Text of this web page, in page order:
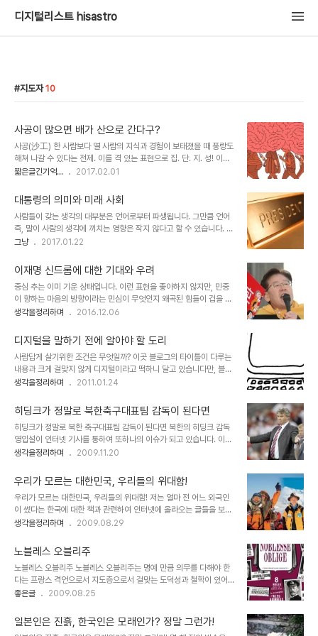
디지털리스트 hisastro
지도자 10
사공이 많으면 배가 산으로 간다구?
사공(沙工) 한 사람보다 열 사람의 지식과 경험이 보태졌을 때 풍랑도
해쳐 나갈 수 있다는 전제. 이를 격 있는 표현으로 집. 단. 지. 성! 이렇
게 지칭하기도 하지요. 당연한 얘기지만, 산으로 간다는 시각이 잘못되
고 주장되는 그 근거 역시 모두 고려될 수 있는 한 가지 가능성으로써
의 가정이니까요. 말하고자 하는 건 사공이 많으면 산으로 간다며 아무
때나 말하고 다니는 생각 없음을 자처하는 이들의 문제입니다. 많은 이
들이 이 말에서 오해하는 바는 조금만 주의를 기울여도 알 수 있는 "사
공"이라는 낱말을 리더(혹은 명망가나 지도자)로 착각한데서 비롯되
사람을 통칭할..
짧은글긴기억... 2017.02.01
대통령의 의미와 미래 사회
사람들이 갖는 생각의 대부분은 언어로부터 파생됩니다. 그만큼 언어
즉, 말이 사람의 생각에 끼치는 영향은 작지 않다고 할 수 있습니다. 따
라서 많은 경우에 있어 말이 곧 생각이라고 해도 틀렸다고 할 수 없습
President. 이 말을 의심했던 이가 있었을까요? 너무도 당연한 이름
이었을 겁니다. 근현대사 속에 이 땅에서 살아왔던 거의 모든 사람들엔
말이죠. 그 이름이 너무도 익숙하고 원래 그랬던 것이라서 생각조차 하
지 못했을 겁니다. 저는 심지어 총통이란 말에서 독일 나치의 히틀러를
생각하게는 만들었지만 우리의 이름 대통령에서는 친숙하고 온화하다
오래되지 않았습니다. 아니 ..
그냥 2017.01.22
이재명 신드롬에 대한 기대와 우려
중심 추는 이미 기운 상태입니다. 이런 표현을 좋아하지 않지만, 민중
이 향하는 마음의 방향이라는 민심이 무엇인지 왜곡된 힘들이 겁을 먹
고 있는 모습을 통해 이는 분명한 사실임을 알 수 있습니다. 이런 와중
하고자 하는 건 아닙니다만, 짧게 전제는 하고 이야기를 전개해야 할
것 같습니다. 닭과 쥐와 같은 동물과 비교할 인물은 아니라는 것을 말
입니다. 이재명 성남시장의 정치적 행보 이전에 기초지방단체의 수장
으로써 시민 행정에 누구보다 앞선 지도자라는 점은 인정하지 않을 수
없습니다. 그가 지지받는 이유도 이를 바탕으로 한다고 할 수 있습니
그의 정치적 행보와 발언들을 보면 지나..
생각을정리하며 2016.12.06
디지털을 말하기 전에 알아야 할 도리
사람답게 살기위한 조건은 무엇일까? 이곳 블로그의 타이틀이 다루는
내용과 크게 걸맞지 않게 디지털이라고 떡하니 달고 있습니다만, 블로
그 운영에 대한 생각을 공지 글로 발행하면서 언급했던 것처럼 사실 여
닌 속성. 즉, 상호작용과 나눔이라는 의미를 그 바탕에 두고 자연스럽
게 디지털을 말하고자 했던 겁니다. 그러니까 어떤 선을 긋고, 이건 이
거고 저건 저것이다를 말하기보다 디지털 세상이 가져다준 자연스러
운 연결고리 또는 연관성을 주제로 관심과 필요에 따라서 글을 발행하
고자 했고 지금껏 그래 왔습니다. ▲ 도구와 경로 등 일정한 틀이 요구
서 그것이 큰 제약이 되지는 않았습니다. 그..
생각을정리하며 2011.01.24
히딩크가 정말로 북한축구대표팀 감독이 된다면
히딩크가 정말로 북한 축구대표팀 감독이 된다면 북한의 히딩크 감독
영입설이 인터넷 기사를 통하여 또하나의 이슈가 되고 있습니다. 이에
대한 찬반이 갈라진다고 하는데, 아마도 반대할 사람이 있을까 싶으면
개인적으로는 정말로 이러한 이야기가 실제로 일어났으면 좋겠다는
기대를 가져봅니다. 혹자는 히딩크 감독의 몸값이 높기 때문에 북한에
서 감당하기 어렵다는 반응도 있지만... 히딩크 감독의 생각이 깊다면
-과거 2002년도의 기억을 되살리면, 히딩크 감독이 흔히 하는 말로
포퓰리즘에 강한지는 모르겠지만, 그의 말 한마디 한마디는 가볍지 않
있지 않을까 생각하면서... 많은 ..
생각을정리하며 2009.11.20
우리가 모르는 대한민국, 우리들의 위대함!
우리가 모르는 대한민국, 우리들의 위대함! 저는 얼마 전 어느 외국인
이 썼다는 한국에 대한 책과 관련하여 인터넷에 올라오는 글들을 보면
서 참으로 우리나라는 역동적이고 논리가 살아있으며, 따라서 희망이
결함 있기는 합니다. 스스로의 의지에 의해서 그렇다기보다는 세상의
흐름에 영합하여 자신도 모르는 사이 변하고 있거나 잘못을 옳은 것으
로 곡해함으로써 올바르지 못한 길로 가고 있는 모습. 또는 알면서도
피해를 입을까 아는 척 하지 않는 것이나, 스스로를 너무 비하하는 것
등등... 세계 등반과 탐험의 역사를 다시 쓴 한국의 산악인 박영석, 엄
http://blog.naver.com/ameja?Redire..
생각을정리하며 2009.08.29
노블레스 오블리주
노블레스 오블리주 노블레스 오블리주는 명예 만큼 의무를 다해야 한
다는 프랑스 격언으로서 지도층으로서 걸맞는 도덕성과 철학이 있어
야 한다는 뜻이다. 경주의 만석꾼 최부자는 시집온 며느리들은 3년간
에 굶는 사람이 없도록 하라고 가르쳤다. 김제의 장씨네는 없는 사람과
노비를 천대 말라는 평소의 처신 때문에 동학농민혁명에서도 6.25때
좋은글 2009.08.25
일본인은 진흙, 한국인은 모래인가? 정말 그런가!